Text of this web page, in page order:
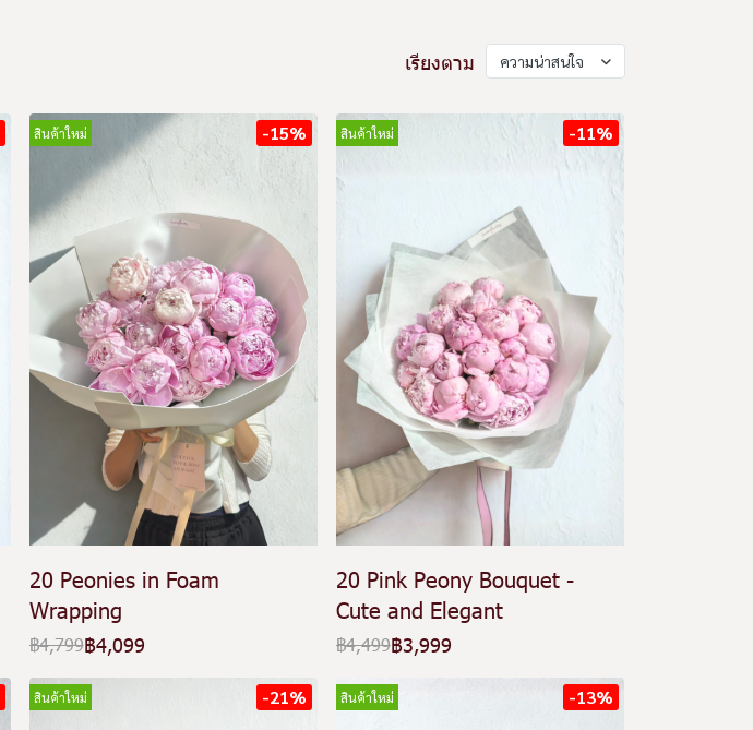
เรียงตาม ความน่าสนใจ
สินค้าใหม่ -15%
20 Peonies in Foam
Wrapping
฿4,799฿4,099
สินค้าใหม่ -11%
20 Pink Peony Bouquet -
Cute and Elegant
฿4,499฿3,999
สินค้าใหม่ -21% สินค้าใหม่ -13%